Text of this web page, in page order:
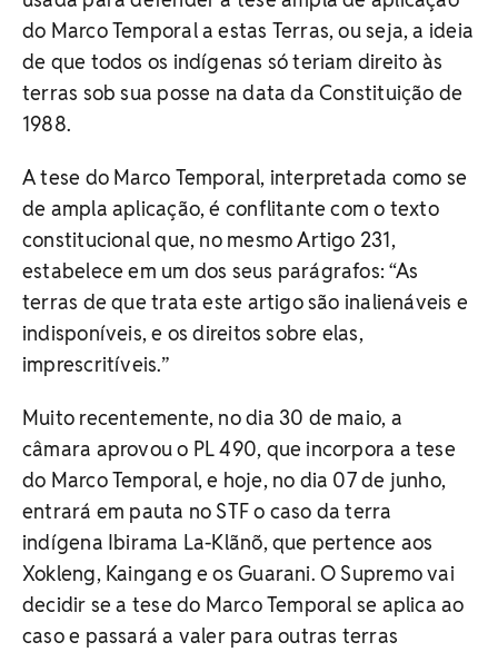
do Marco Temporal a estas Terras, ou seja, a ideia
de que todos os indígenas só teriam direito às
terras sob sua posse na data da Constituição de
1988.
A tese do Marco Temporal, interpretada como se
de ampla aplicação, é conflitante com o texto
constitucional que, no mesmo Artigo 231,
estabelece em um dos seus parágrafos: “As
terras de que trata este artigo são inalienáveis e
indisponíveis, e os direitos sobre elas,
imprescritíveis.”
Muito recentemente, no dia 30 de maio, a
câmara aprovou o PL 490, que incorpora a tese
do Marco Temporal, e hoje, no dia 07 de junho,
entrará em pauta no STF o caso da terra
indígena Ibirama La-Klãnõ, que pertence aos
Xokleng, Kaingang e os Guarani. O Supremo vai
decidir se a tese do Marco Temporal se aplica ao
caso e passará a valer para outras terras